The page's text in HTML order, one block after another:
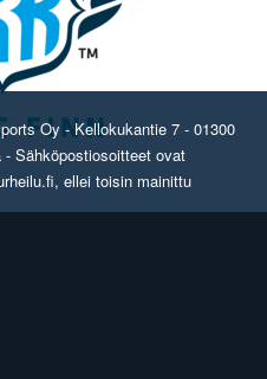
Oy - Kellokukantie 7 - 01300
- Sähköpostiosoitteet ovat
ellei toisin mainittu